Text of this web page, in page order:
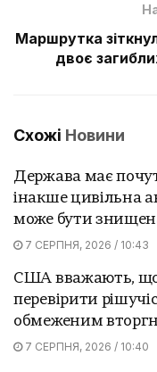
Маршрутка
двоє
Схожі Новини
Держава має
інакше цивільна
може бути
7 СЕРПНЯ, 2026 / 10:43
США вважають,
перевірити
обмеженим
7 СЕРПНЯ, 2026 / 10:40